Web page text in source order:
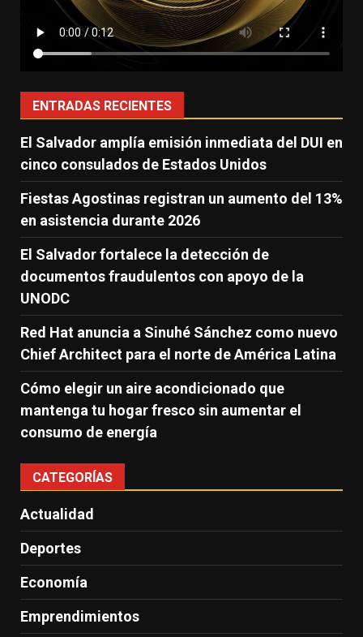
ENTRADAS RECIENTES
El Salvador amplía emisión inmediata del DUI en
cinco consulados de Estados Unidos
Fiestas Agostinas registran un aumento del 13%
en asistencia durante 2026
El Salvador fortalece la detección de
documentos fraudulentos con apoyo de la
UNODC
Red Hat anuncia a Sinuhé Sánchez como nuevo
Chief Architect para el norte de América Latina
Cómo elegir un aire acondicionado que
mantenga tu hogar fresco sin aumentar el
consumo de energía
CATEGORÍAS
Actualidad
Deportes
Economía
Emprendimientos